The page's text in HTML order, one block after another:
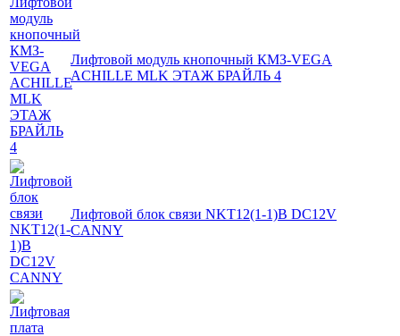
Лифтовой модуль кнопочный КМЗ-VEGA
ACHILLE MLK ЭТАЖ БРАЙЛЬ 4
Лифтовой блок связи NKT12(1-1)B DC12V
CANNY